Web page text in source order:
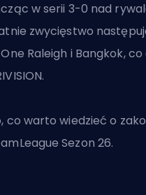
w serii 3-0 nad
zwycięstwo
One Raleigh i Bangkok,
co warto wiedzieć o
Sezon 26.